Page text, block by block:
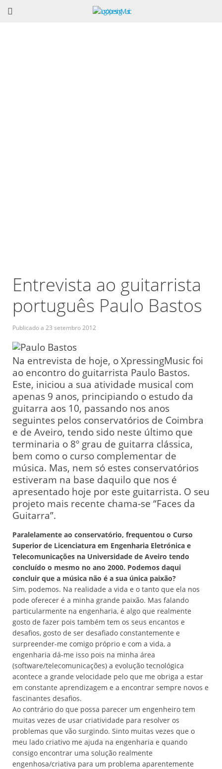
Entrevista ao guitarrista
português Paulo Bastos
Publicado a 23 setembro 2012
Na entrevista de hoje, o XpressingMusic foi
ao encontro do guitarrista Paulo Bastos.
Este, iniciou a sua atividade musical com
apenas 9 anos, principiando o estudo da
guitarra aos 10, passando nos anos
seguintes pelos conservatórios de Coimbra
e de Aveiro, tendo sido neste último que
terminaria o 8º grau de guitarra clássica,
bem como o curso complementar de
música. Mas, nem só estes conservatórios
estiveram na base daquilo que nos é
apresentado hoje por este guitarrista. O seu
projeto mais recente chama-se “Faces da
Guitarra”.
Paralelamente ao conservatório, frequentou o Curso
Superior de Licenciatura em Engenharia Eletrónica e
Telecomunicações na Universidade de Aveiro tendo
concluído o mesmo no ano 2000. Podemos daqui
concluir que a música não é a sua única paixão?
Sim, podemos. Na realidade a vida e o tanto que ela nos
pode oferecer é a minha grande paixão. Mas falando
particularmente na engenharia, é algo que realmente
gosto de fazer pois também tem os seus encantos e
desafios, gosto de ser desafiado constantemente e
surpreender-me comigo próprio e com a vida, a
engenharia dá-me isso pois na minha área
(software/telecomunicações) a evolução tecnológica
acontece a grande velocidade pelo que me obriga a estar
em constante aprendizagem e a encontrar sempre novos e
fascinantes desafios.
Ao contrário do que possa parecer um engenheiro tem
muitas vezes de usar criatividade para resolver os
problemas que vão surgindo. Sinto muitas vezes que o
meu lado criativo me ajuda na engenharia e quando
consigo encontrar uma solução realmente
engenhosa/criativa para um problema aparentemente